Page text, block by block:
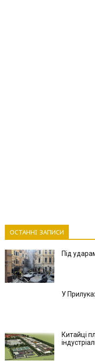
ОСТАННІ ЗАПИСИ
Під
У
Китайці